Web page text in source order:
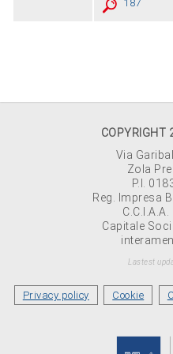
187
COPYRIGHT
Via
Zola
P.I.
Reg. Impresa
Capitale
Lastest
Privacy policy Cookie